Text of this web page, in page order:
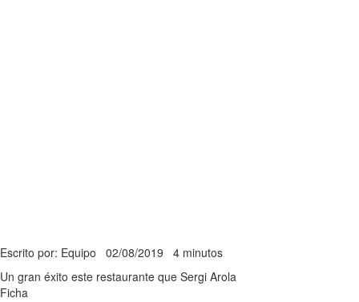
Escrito por: Equipo 02/08/2019 4 minutos
Un gran éxito este restaurante que Sergi Arola
Ficha